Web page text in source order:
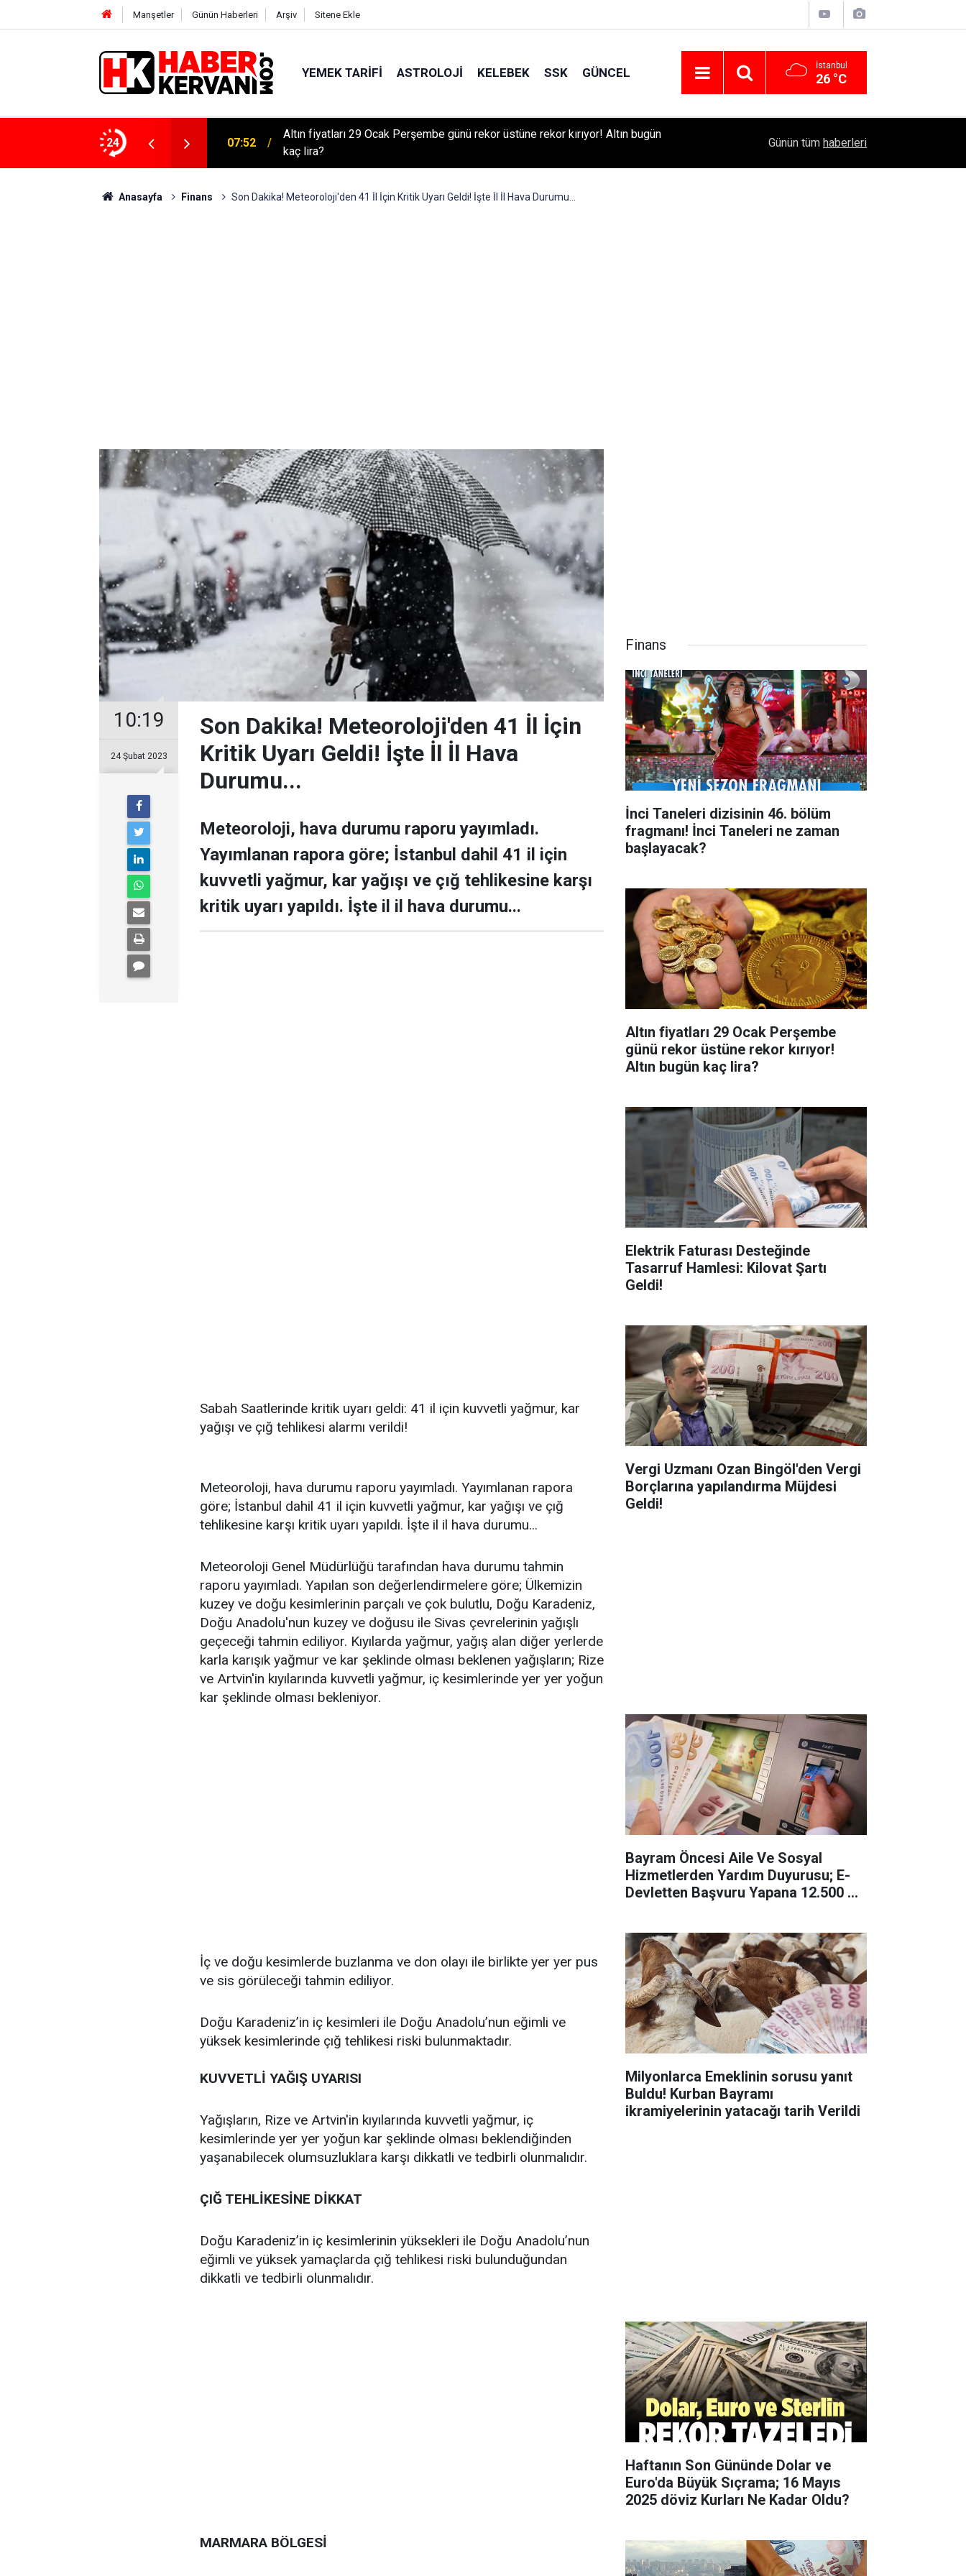
Manşetler Günün Haberleri Arşiv Sitene Ekle
YEMEK TARIFI ASTROLOJI KELEBEK SSK GÜNCEL İstanbul
26 °C
24
İnci Taneleri ne zaman başlayacak? 07:52
Altın fiyatları 29 Ocak Perşembe günü rekor üstüne rekor kırıyor! Altın bugün
kaç lira?
Şeyma Subaşı’yla partilere katıldı mı?
Günün tüm haberleri
Anasayfa Finans Son Dakika! Meteoroloji'den 41 İl İçin Kritik Uyarı Geldi! İşte İl İl Hava Durumu...
10:19
24 Şubat 2023
Son Dakika! Meteoroloji'den 41 İl İçin
Kritik Uyarı Geldi! İşte İl İl Hava
Durumu...
Meteoroloji, hava durumu raporu yayımladı.
Yayımlanan rapora göre; İstanbul dahil 41 il için
kuvvetli yağmur, kar yağışı ve çığ tehlikesine karşı
kritik uyarı yapıldı. İşte il il hava durumu...
Sabah Saatlerinde kritik uyarı geldi: 41 il için kuvvetli yağmur, kar
yağışı ve çığ tehlikesi alarmı verildi!
Meteoroloji, hava durumu raporu yayımladı. Yayımlanan rapora
göre; İstanbul dahil 41 il için kuvvetli yağmur, kar yağışı ve çığ
tehlikesine karşı kritik uyarı yapıldı. İşte il il hava durumu...
Meteoroloji Genel Müdürlüğü tarafından hava durumu tahmin
raporu yayımladı. Yapılan son değerlendirmelere göre; Ülkemizin
kuzey ve doğu kesimlerinin parçalı ve çok bulutlu, Doğu Karadeniz,
Doğu Anadolu'nun kuzey ve doğusu ile Sivas çevrelerinin yağışlı
geçeceği tahmin ediliyor. Kıyılarda yağmur, yağış alan diğer yerlerde
karla karışık yağmur ve kar şeklinde olması beklenen yağışların; Rize
ve Artvin'in kıyılarında kuvvetli yağmur, iç kesimlerinde yer yer yoğun
kar şeklinde olması bekleniyor.
İç ve doğu kesimlerde buzlanma ve don olayı ile birlikte yer yer pus
ve sis görüleceği tahmin ediliyor.
Doğu Karadeniz’in iç kesimleri ile Doğu Anadolu’nun eğimli ve
yüksek kesimlerinde çığ tehlikesi riski bulunmaktadır.
KUVVETLİ YAĞIŞ UYARISI
Yağışların, Rize ve Artvin'in kıyılarında kuvvetli yağmur, iç
kesimlerinde yer yer yoğun kar şeklinde olması beklendiğinden
yaşanabilecek olumsuzluklara karşı dikkatli ve tedbirli olunmalıdır.
ÇIĞ TEHLİKESİNE DİKKAT
Doğu Karadeniz’in iç kesimlerinin yüksekleri ile Doğu Anadolu’nun
eğimli ve yüksek yamaçlarda çığ tehlikesi riski bulunduğundan
dikkatli ve tedbirli olunmalıdır.
MARMARA BÖLGESİ
Finans
İnci Taneleri dizisinin 46. bölüm
fragmanı! İnci Taneleri ne zaman
başlayacak?
Altın fiyatları 29 Ocak Perşembe
günü rekor üstüne rekor kırıyor!
Altın bugün kaç lira?
Elektrik Faturası Desteğinde
Tasarruf Hamlesi: Kilovat Şartı
Geldi!
Vergi Uzmanı Ozan Bingöl'den Vergi
Borçlarına yapılandırma Müjdesi
Geldi!
Bayram Öncesi Aile Ve Sosyal
Hizmetlerden Yardım Duyurusu; E-
Devletten Başvuru Yapana 12.500 TL
Milyonlarca Emeklinin sorusu yanıt
Buldu! Kurban Bayramı
ikramiyelerinin yatacağı tarih Verildi
Haftanın Son Gününde Dolar ve
Euro'da Büyük Sıçrama; 16 Mayıs
2025 döviz Kurları Ne Kadar Oldu?